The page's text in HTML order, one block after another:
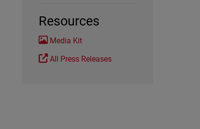
Resources
Media Kit
All Press Releases